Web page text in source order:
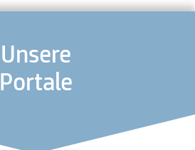
Unsere
Portale